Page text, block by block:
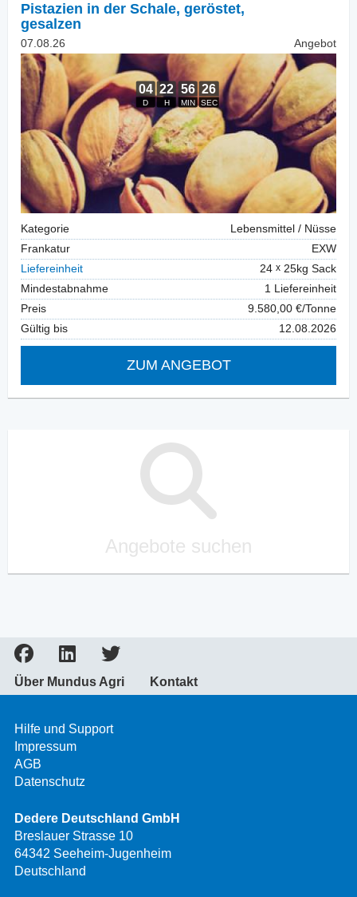
Pistazien in der Schale, geröstet,
gesalzen
07.08.26 Angebot
Kategorie
Lebensmittel / Nüsse
Frankatur
EXW
Liefereinheit
24
25kg Sack
Mindestabnahme
1 Liefereinheit
Preis
9.580,00 €/Tonne
Gültig bis
12.08.2026
ZUM ANGEBOT
Angebote suchen
Über Mundus Agri Kontakt
Hilfe und Support
Impressum
AGB
Datenschutz
Dedere Deutschland GmbH
Breslauer Strasse 10
64342 Seeheim-Jugenheim
Deutschland